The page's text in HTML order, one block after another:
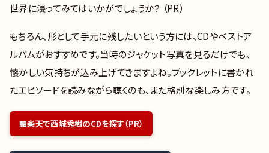
世界に浸ってみてはいかがでしょうか？ （PR）
もちろん、形として手元に残したいという方には、CDやベストア
ルバムがおすすめです。当時のジャケット写真を見るだけでも、
懐かしい気持ちが込み上げてきますよね。ブックレットに書かれ
たエピソードを読みながら聴くのも、また格別な楽しみ方です。
楽天で西城秀樹のCDを探す（PR）